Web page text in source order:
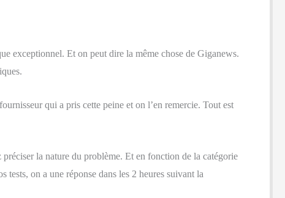
exceptionnel. Et on peut dire la même chose de Giganews.
qui a pris cette peine et on l’en remercie. Tout est
la nature du problème. Et en fonction de la catégorie
on a une réponse dans les 2 heures suivant la